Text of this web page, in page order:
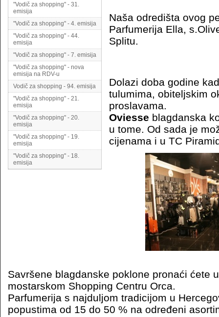
"Vodič za shopping" - 31.
emisija
"Vodič za shopping" - 4. emisija
"Vodič za shopping" - 44.
emisija
"Vodič za shopping" - 7. emisija
"Vodič za shopping" - nova
emisija na RDV-u
Vodič za shopping - 94. emisija
"Vodič za shopping" - 21.
emisija
"Vodič za shopping" - 20.
emisija
"Vodič za shopping" - 19.
emisija
"Vodič za shopping" - 18.
emisija
Naša odredišta ovog
Parfumerija Ella,
Splitu.
Dolazi doba godine
tulumima, obiteljskim
proslavama.
Oviesse blagdanska
u tome. Od sada je
cijenama i u TC
Savršene blagdanske poklone pronaći ćete
mostarskom Shopping Centru Orca.
Parfumerija s najduljom tradicijom u
popustima od 15 do 50 % na određeni